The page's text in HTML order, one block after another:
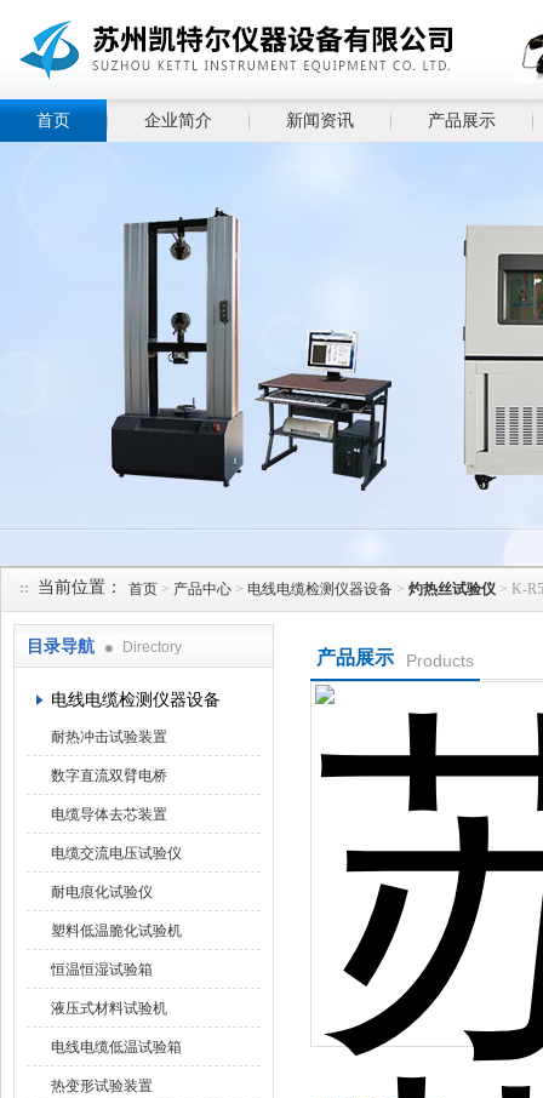
首页 企业简介 新闻资讯 产品展示
当前位置： 首页 > 产品中心 > 电线电缆检测仪器设备 > 灼热丝试验仪 > K-
目录导航 Directory
电线电缆检测仪器设备
耐热冲击试验装置
数字直流双臂电桥
电缆导体去芯装置
电缆交流电压试验仪
耐电痕化试验仪
塑料低温脆化试验机
恒温恒湿试验箱
液压式材料试验机
电线电缆低温试验箱
热变形试验装置
产品展示 Products